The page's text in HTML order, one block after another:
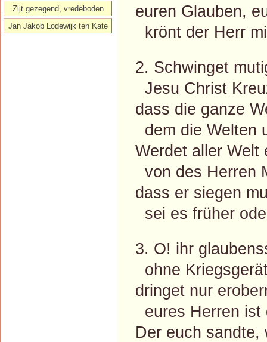
euren Glauben,
krönt der Herr
2. Schwinget
Jesu Christ
dass die ganze
dem die Welten
Werdet aller Welt
von des Herren
dass er siegen
sei es früher
3. O! ihr
ohne
dringet nur
eures Herren ist
Der euch sandte,
Zijt gezegend, vredeboden
Jan Jakob Lodewijk ten Kate